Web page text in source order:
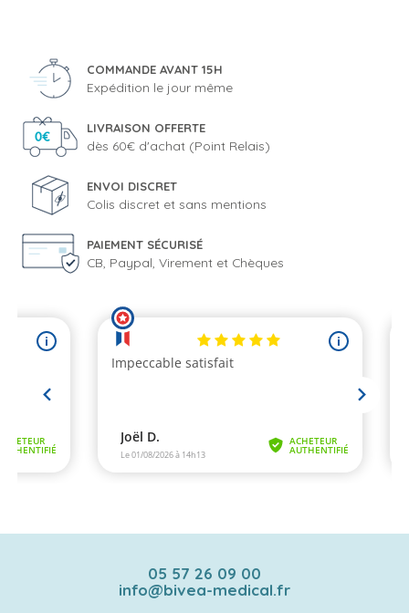
COMMANDE AVANT 15H
Expédition le jour même
LIVRAISON OFFERTE
dès 60€ d'achat (Point Relais)
ENVOI DISCRET
Colis discret et sans mentions
PAIEMENT SÉCURISÉ
CB, Paypal, Virement et Chèques
05 57 26 09 00
info@bivea-medical.fr